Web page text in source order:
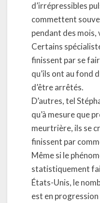
d’irrépressibles
commettent
pendant des mois,
Certains
finissent par se
qu’ils ont au fond
d’être arrêtés.
D’autres, tel
qu’à mesure que
meurtrière, ils se
finissent par
Même si le
statistiquement
États-Unis, le
est en